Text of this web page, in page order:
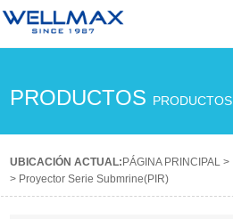
PRODUCTOS PRODUCTOS
UBICACIÓN ACTUAL: PÁGINA PRINCIPAL >
> Proyector Serie Submrine(PIR)